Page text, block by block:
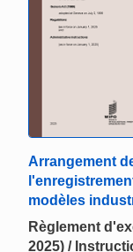
Arrangement
modèles
Règlement
2025) /